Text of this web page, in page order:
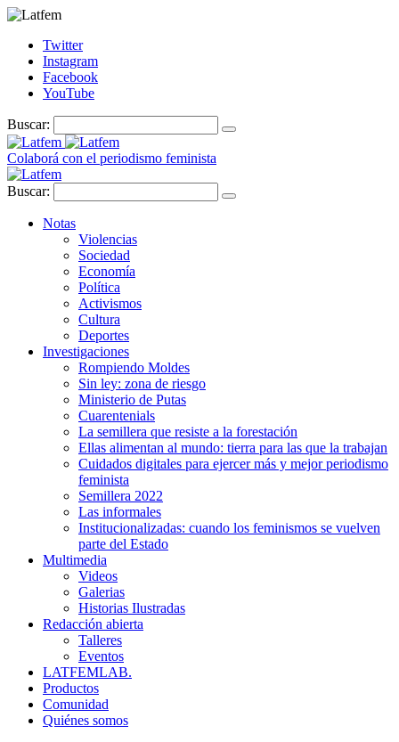
Twitter
Instagram
Facebook
YouTube
Buscar:
Colaborá con el periodismo feminista
Buscar:
Notas
Violencias
Sociedad
Economía
Política
Activismos
Cultura
Deportes
Investigaciones
Rompiendo Moldes
Sin ley: zona de riesgo
Ministerio de Putas
Cuarentenials
La semillera que resiste a la forestación
Ellas alimentan al mundo: tierra para las que la trabajan
Cuidados digitales para ejercer más y mejor periodismo
feminista
Semillera 2022
Las informales
Institucionalizadas: cuando los feminismos se vuelven
parte del Estado
Multimedia
Videos
Galerias
Historias Ilustradas
Redacción abierta
Talleres
Eventos
LATFEMLAB.
Productos
Comunidad
Quiénes somos